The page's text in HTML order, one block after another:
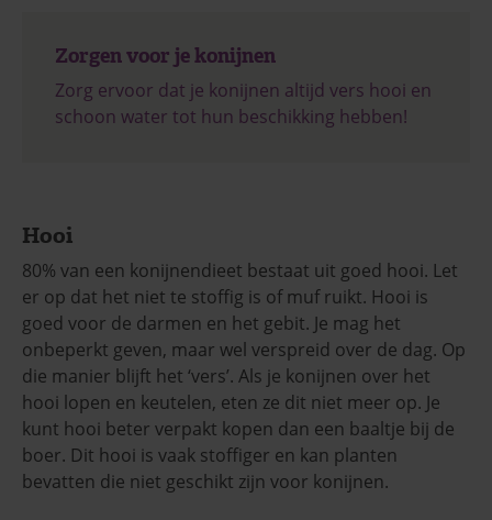
Zorgen voor je konijnen
Zorg ervoor dat je konijnen altijd vers hooi en
schoon water tot hun beschikking hebben!
Hooi
80% van een konijnendieet bestaat uit goed hooi. Let
er op dat het niet te stoffig is of muf ruikt. Hooi is
goed voor de darmen en het gebit. Je mag het
onbeperkt geven, maar wel verspreid over de dag. Op
die manier blijft het ‘vers’. Als je konijnen over het
hooi lopen en keutelen, eten ze dit niet meer op. Je
kunt hooi beter verpakt kopen dan een baaltje bij de
boer. Dit hooi is vaak stoffiger en kan planten
bevatten die niet geschikt zijn voor konijnen.